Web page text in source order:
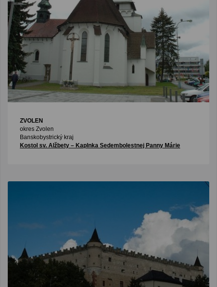
ZVOLEN
okres Zvolen
Banskobystrický kraj
Kostol sv. Alžbety – Kaplnka Sedembolestnej Panny Márie